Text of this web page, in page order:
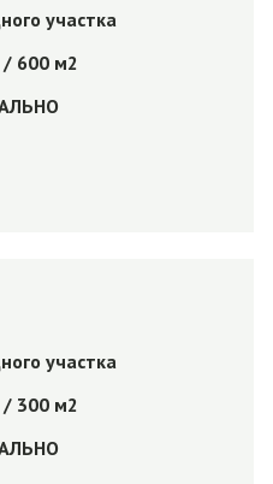
участка
/ 600 м2
участка
/ 300 м2